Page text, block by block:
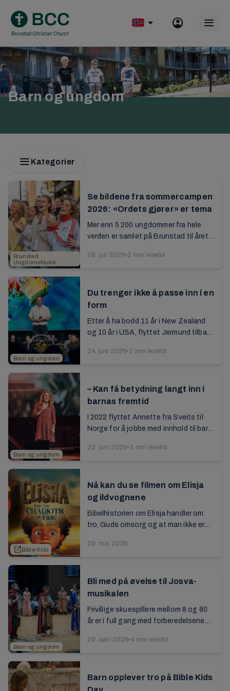
content
menu
Barn og ungdom
Kategorier
Brunstad
Ungdomsklubb
Se bildene fra sommercampen
2026: «Ordets gjører» er tema
Mer enn 5 200 ungdommer fra hele
verden er samlet på Brunstad til årets
28. juli 2026•2 min lesetid
Barn og ungdom
Du trenger ikke å passe inn i en
form
Etter å ha bodd 11 år i New Zealand
og 10 år i USA, flyttet Jermund tilbake
ham om hans arbeid med ungdommen
24. juni 2026•2 min lesetid
Barn og ungdom
– Kan få betydning langt inn i
barnas fremtid
I 2022 flyttet Annette fra Sveits til
Norge for å jobbe med innhold til barn.
årsrapporten 2025...
22. juni 2026•3 min lesetid
open_in_newBible Kids
Nå kan du se filmen om Elisja
og ildvognene
Bibelhistorien om Elisja handler om
tro, Guds omsorg og at man ikke er
vanskelige situasjoner. Se hele den
29. mai 2026
Barn og ungdom
Bli med på øvelse til Josva-
musikalen
Frivillige skuespillere mellom 8 og 80
år er i full gang med forberedelsene
sommerstevnet. Den skal handle
29. april 2026•4 min lesetid
Barn opplever tro på Bible Kids